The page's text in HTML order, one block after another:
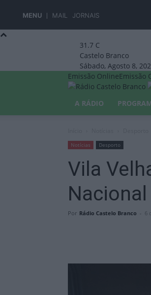
MENU MAIL JORNAIS
31.7 C
Castelo Branco
Sábado, Agosto 8,
Emissão OnlineEmissão
A RÁDIO
Notícias Desporto
Vila
Por Rádio Castelo Branco - 6